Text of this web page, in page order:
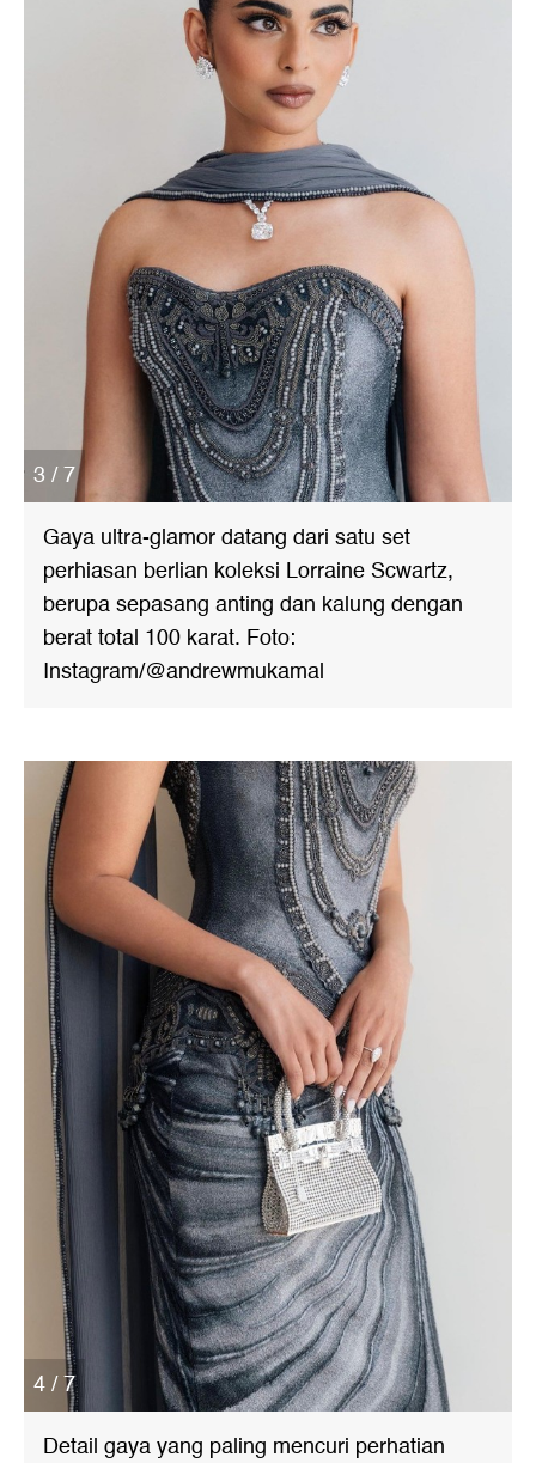
3 / 7
Gaya ultra-glamor datang dari satu set
perhiasan berlian koleksi Lorraine Scwartz,
berupa sepasang anting dan kalung dengan
berat total 100 karat. Foto:
Instagram/@andrewmukamal
4 / 7
Detail gaya yang paling mencuri perhatian